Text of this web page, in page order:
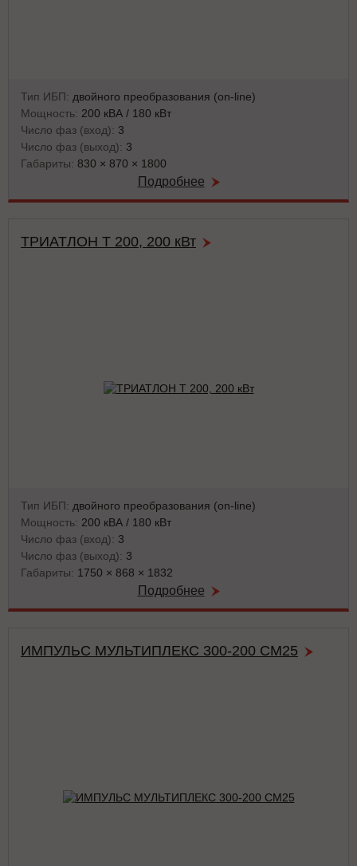
Тип ИБП: двойного преобразования (on-line)
Мощность: 200 кВА / 180 кВт
Число фаз (вход): 3
Число фаз (выход): 3
Габариты: 830 × 870 × 1800
Подробнее
ТРИАТЛОН Т 200, 200 кВт
Тип ИБП: двойного преобразования (on-line)
Мощность: 200 кВА / 180 кВт
Число фаз (вход): 3
Число фаз (выход): 3
Габариты: 1750 × 868 × 1832
Подробнее
ИМПУЛЬС МУЛЬТИПЛЕКС 300-200 СМ25